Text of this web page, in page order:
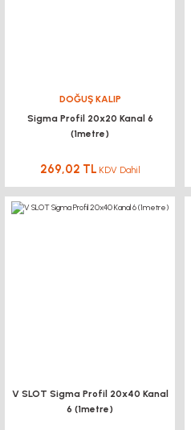
DOĞUŞ KALIP
Sigma Profil 20x20 Kanal 6
(1metre)
269,02 TL KDV Dahil
V SLOT Sigma Profil 20x40 Kanal
6 (1metre)